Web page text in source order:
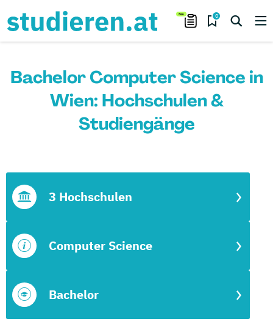
0
Bachelor Computer Science in
Wien: Hochschulen &
Studiengänge
Bachelor
Computer Science
3 Hochschulen